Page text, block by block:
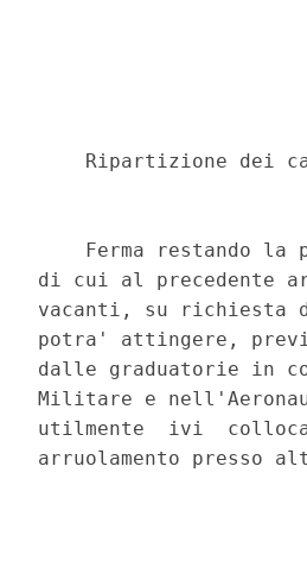
Ripartizione dei
Ferma restando la
di cui al precedente
vacanti, su richiesta
potra' attingere,
dalle graduatorie in
Militare e
utilmente  ivi